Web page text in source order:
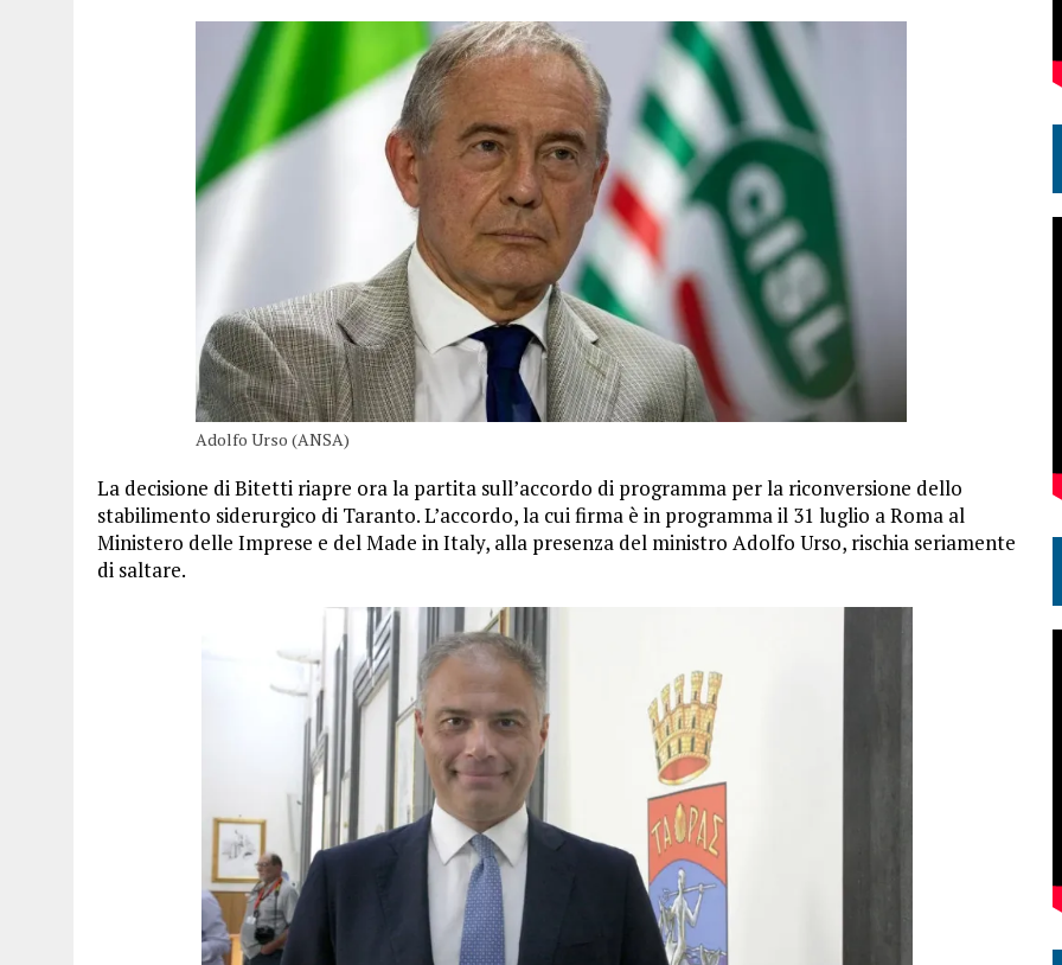
Adolfo Urso (ANSA)
La decisione di Bitetti riapre ora la partita sull’accordo di programma per la riconversione dello
stabilimento siderurgico di Taranto. L’accordo, la cui firma è in programma il 31 luglio a Roma al
Ministero delle Imprese e del Made in Italy, alla presenza del ministro Adolfo Urso, rischia seriamente
di saltare.